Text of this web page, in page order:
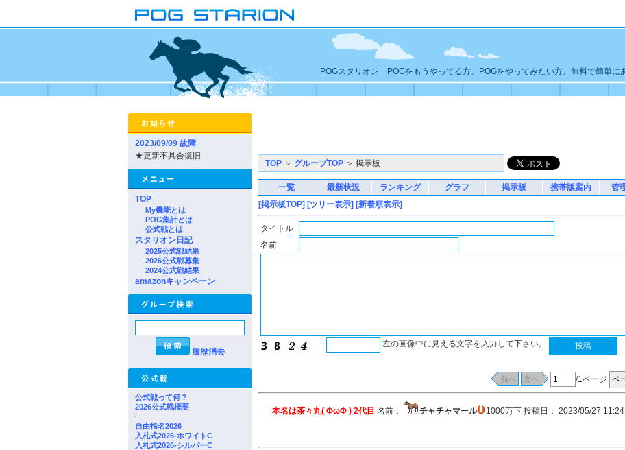
POGスタリオン POGをもうやってる方、POGをやってみたい方、無料で簡単に
2023/09/09 故障
★更新不具合復旧
TOP
My機能とは
POG集計とは
公式戦とは
スタリオン日記
2025公式戦結果
2026公式戦募集
2024公式戦結果
amazonキャンペーン
履歴消去
公式戦って何？
2026公式戦概要
自由指名2026
入札式2026-ホワイトC
入札式2026-シルバーC
TOP ＞ グループTOP ＞ 掲示板
一覧 最新状況 ランキング グラフ 掲示板 携帯版案内
管
[掲示板TOP] [ツリー表示] [新着順表示]
タイトル
名前
左の画像中に見える文字を入力して下さい。
/1ページ
本名は茶々丸( ΦωΦ ) 2代目 名前： チャチャマール 1000万下 投稿日： 2023/05/27 11:24